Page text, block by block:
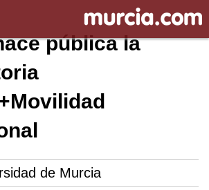
pública la
de Murcia